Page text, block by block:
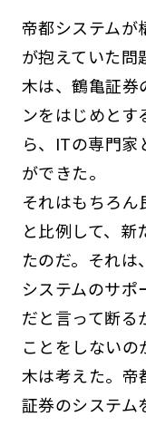
帝都システムが
が抱えていた問
木は、鶴亀証券
ンをはじめと
ら、ITの専門家
ができた。
それはもちろん
と比例して、
たのだ。それ
システムのサ
だと言って断る
ことをしない
木は考えた。帝
証券のシステム